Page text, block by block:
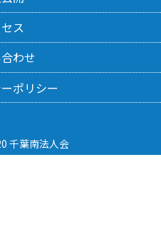
ス
わせ
ポリシー
千葉南法人会